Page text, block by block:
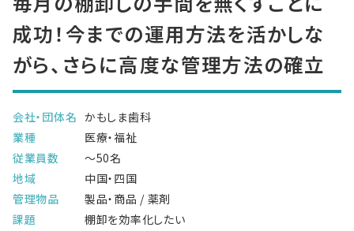
導入事例
お役立ち情報
成功！今までの運用方法を活かしな
がら、さらに高度な管理方法の確立
会社・団体名 かもしま歯科
業種
医療・福祉
従業員数
～50名
地域
中国・四国
管理物品
製品・商品 / 薬剤
課題
棚卸を効率化したい